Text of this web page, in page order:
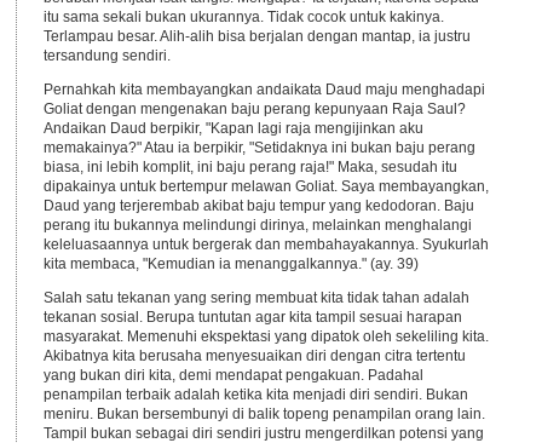
itu sama sekali bukan ukurannya. Tidak cocok untuk kakinya.
Terlampau besar. Alih-alih bisa berjalan dengan mantap, ia justru
tersandung sendiri.
Pernahkah kita membayangkan andaikata Daud maju menghadapi
Goliat dengan mengenakan baju perang kepunyaan Raja Saul?
Andaikan Daud berpikir, "Kapan lagi raja mengijinkan aku
memakainya?" Atau ia berpikir, "Setidaknya ini bukan baju perang
biasa, ini lebih komplit, ini baju perang raja!" Maka, sesudah itu
dipakainya untuk bertempur melawan Goliat. Saya membayangkan,
Daud yang terjerembab akibat baju tempur yang kedodoran. Baju
perang itu bukannya melindungi dirinya, melainkan menghalangi
keleluasaannya untuk bergerak dan membahayakannya. Syukurlah
kita membaca, "Kemudian ia menanggalkannya." (ay. 39)
Salah satu tekanan yang sering membuat kita tidak tahan adalah
tekanan sosial. Berupa tuntutan agar kita tampil sesuai harapan
masyarakat. Memenuhi ekspektasi yang dipatok oleh sekeliling kita.
Akibatnya kita berusaha menyesuaikan diri dengan citra tertentu
yang bukan diri kita, demi mendapat pengakuan. Padahal
penampilan terbaik adalah ketika kita menjadi diri sendiri. Bukan
meniru. Bukan bersembunyi di balik topeng penampilan orang lain.
Tampil bukan sebagai diri sendiri justru mengerdilkan potensi yang